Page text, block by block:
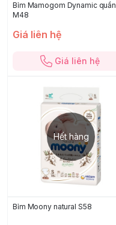
Bỉm Mamogom Dynamic quần
M48
Giá liên hệ
Giá liên hệ
Hết hàng
Bỉm Moony natural S58